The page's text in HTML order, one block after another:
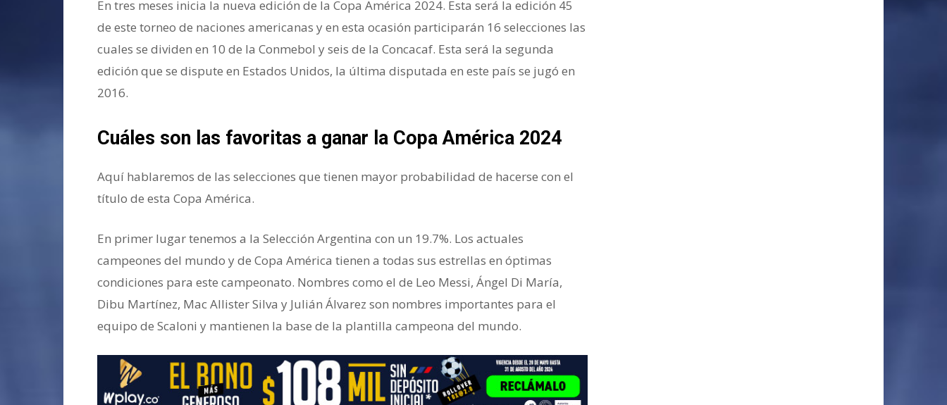
En tres meses inicia la nueva edición de la Copa América 2024. Esta será la edición 45
de este torneo de naciones americanas y en esta ocasión participarán 16 selecciones las
cuales se dividen en 10 de la Conmebol y seis de la Concacaf. Esta será la segunda
edición que se dispute en Estados Unidos, la última disputada en este país se jugó en
2016.
Cuáles son las favoritas a ganar la Copa América 2024
Aquí hablaremos de las selecciones que tienen mayor probabilidad de hacerse con el
título de esta Copa América.
En primer lugar tenemos a la Selección Argentina con un 19.7%. Los actuales
campeones del mundo y de Copa América tienen a todas sus estrellas en óptimas
condiciones para este campeonato. Nombres como el de Leo Messi, Ángel Di María,
Dibu Martínez, Mac Allister Silva y Julián Álvarez son nombres importantes para el
equipo de Scaloni y mantienen la base de la plantilla campeona del mundo.